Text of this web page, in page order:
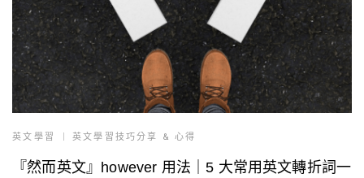
英文學習 英文學習技巧分享 & 心得
『然而英文』however 用法｜5 大常用英文轉折詞一